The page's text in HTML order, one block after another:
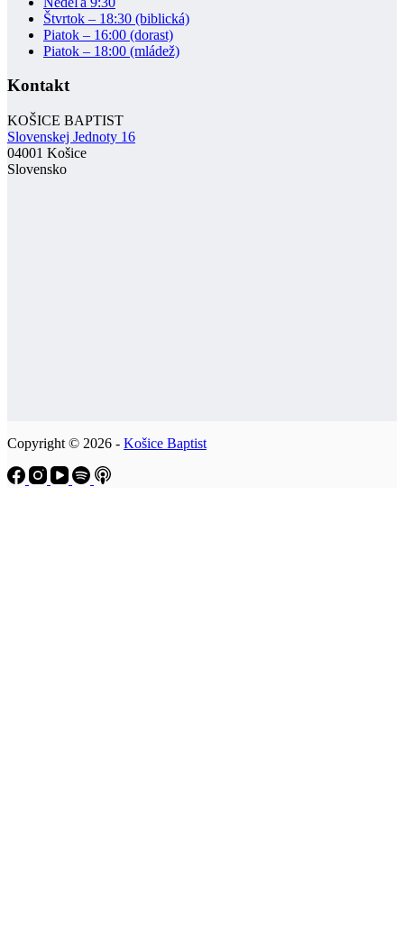
Štvrtok – 18:30 (biblická)
Piatok – 16:00 (dorast)
Piatok – 18:00 (mládež)
Kontakt
KOŠICE BAPTIST
Slovenskej Jednoty 16
04001 Košice
Slovensko
Copyright © 2026 - Košice Baptist